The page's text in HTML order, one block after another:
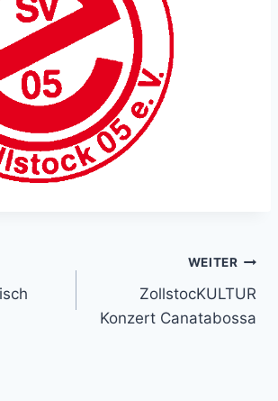
WEITER
ZollstocKULTUR
Konzert Canatabossa